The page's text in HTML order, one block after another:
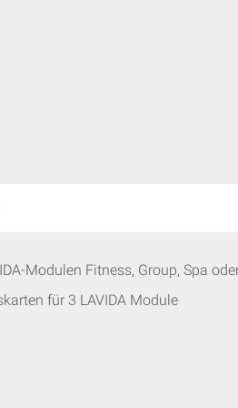
Modulen Fitness, Group, Spa
für 3 LAVIDA Module